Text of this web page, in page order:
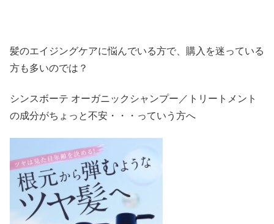
髪のエイジングケアに悩んでいる方で、購入を迷っている
方も多いのでは？
シンスボーテ オーガニックシャンプー／トリートメント
の成分がちょっと不安・・・っていう方へ